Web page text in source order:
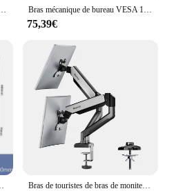
de bureau, support d'invite, support de levage, pince de bras, base de montage à œillets, 17-32 amarans Bras mécanique de bureau VESA 19.8x100mm pour moniteur touristique, support réglable jusqu'à 32 pouces et 100 artériel par écran, recommandé
75,39€
complet, charge de bras, 15-30 pouces, 12kg Bras de touristes de bras de moniteur de MS-002 de Nearhub avec la pince en C et le bâti d'œillet, réglage flexible de polymérisation bras de moniteur d'installation sans fil